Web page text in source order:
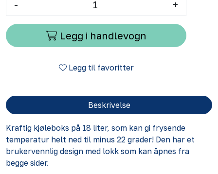
- +
Legg i handlevogn
Legg til favoritter
Beskrivelse
Kraftig kjøleboks på 18 liter, som kan gi frysende
temperatur helt ned til minus 22 grader! Den har et
brukervennlig design med lokk som kan åpnes fra
begge sider.